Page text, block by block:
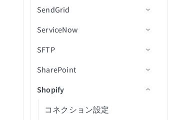
コードを検索（バッチ）
送信してフローインスタン
信
出力付きでジョブを送信
インターフェースデータを
デプロイメント承認済み
デプロイメント完了
デプロイメント失敗
デプロイメント拒否
デプロイメントをレビュー
用に再オープン
レシピを停止
新規請求書
新規項目
新規プロジェクト
新規プロジェクトタスク
新規/更新済みAP請求書
新規/更新済みAP支払い
バルク操作
オブジェクト関係
リアルタイムトリガー
SalesforceコネクターFAQ
SOQL
SOQL FAQ
新しい経費レポート
新規/更新済み経費レポート
新規/更新済み請求書
新規/更新済みユーザー
リスト項目を作成
ユーザーを作成
ユーザーを作成（batch）
ベンダーを作成（batch）
リスト項目を削除
すべての参加者タイプを取
Concur API移行ガイド
IDocsを設定
統合ユーザーを作成
IDoc権限
SAP向けOPAを設定
Workato SAPコネクターを設
Basic認証設定
クライアント証明書認証設定
OAuth2セットアップ
OAuth BTPセットアップ
アクションとトリガー
コネクション設定
ナビゲーションフィールドの
ガー
SendGrid
コネクション設定
アクション
メールを送信
トラブルシューティング
403 Forbiddenエラー
ServiceNow
コネクション設定
トリガー
新規レコード
新規/更新済みレコード
アクション
レコードの検索
SFTP
コネクション設定
トリガー
新規/更新済みファイル
アクション
SharePoint
コネクション設定
トリガー
Shopify
コネクション設定